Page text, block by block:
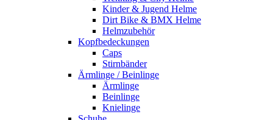
Kinder & Jugend Helme
Dirt Bike & BMX Helme
Helmzubehör
Kopfbedeckungen
Caps
Stirnbänder
Ärmlinge / Beinlinge
Ärmlinge
Beinlinge
Knielinge